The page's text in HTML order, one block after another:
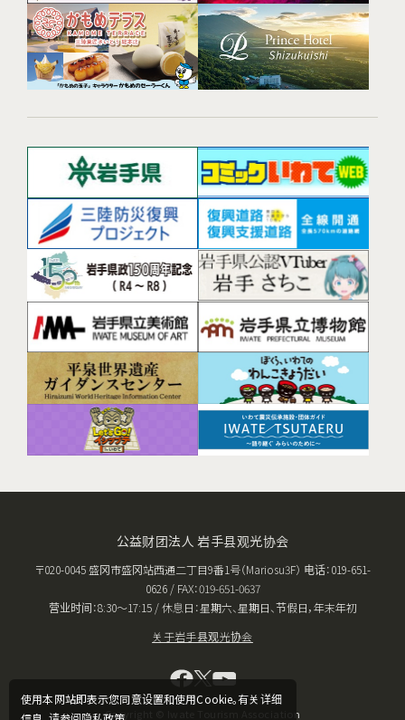
使用本网站即表示您同意设置和使用Cookie。有关详细
公益财团法人 岩手县观光协会
〒020-0045 盛冈市盛冈站西通二丁目9番1号（Mariosu3F） 电话：019-651-
0626 / FAX：019-651-0637
营业时间：8:30〜17:15 / 休息日：星期六、星期日、节假日，年末年初
关于岩手县观光协会
Copyright © Iwate Tourism Association